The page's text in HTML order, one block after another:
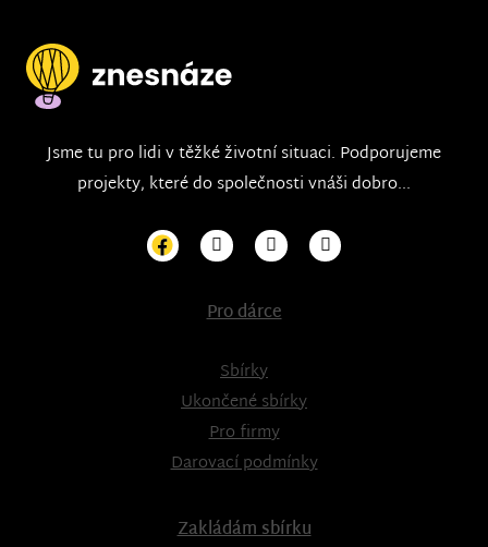
Jsme tu pro lidi v těžké životní situaci. Podporujeme
projekty, které do společnosti vnáši dobro...
Pro dárce
Sbírky
Ukončené sbírky
Pro firmy
Darovací podmínky
Zakládám sbírku